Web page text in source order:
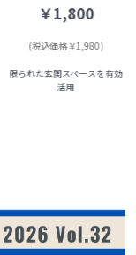
￥1,800
(税込価格￥1,980)
限られた玄関スペースを有効
活用